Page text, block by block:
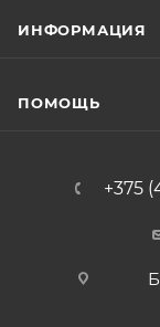
ИНФОРМАЦИЯ
ПОМОЩЬ
+375